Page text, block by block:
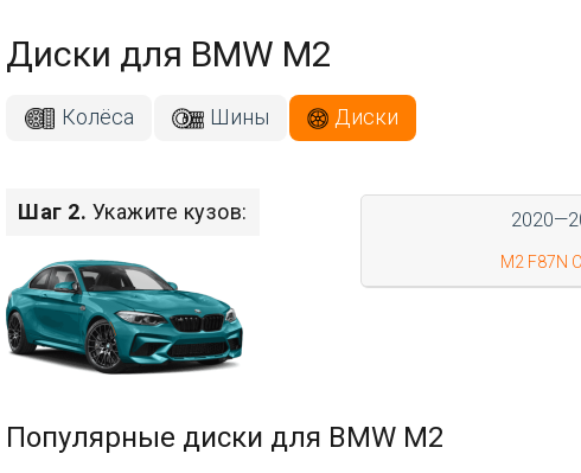
Диски для BMW M2
Колёса Шины Диски
Шаг 2. Укажите кузов:
M2 F87N
Популярные диски для BMW M2